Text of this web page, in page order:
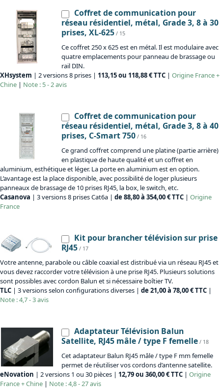
Coffret de communication pour
réseau résidentiel, métal, Grade 3, 8 à 30
prises, XL-625 / 15
Ce coffret 250 x 625 est en métal. Il est modulaire avec
quatre emplacements pour panneau de brassage ou
rail DIN.
XHsystem | 2 versions 8 prises | 113,15 ou 118,88 € TTC | Origine France +
Chine | Note : 5 - 2 avis
Coffret de communication pour
réseau résidentiel, métal, Grade 3, 8 à 40
prises, C-Smart 750 / 16
Ce grand coffret comprend une platine (partie arrière)
en plastique de haute qualité et un coffret en
aluminium, esthétique et léger. La porte en aluminium est en option.
L’avantage est la place disponible, avec possibilité de loger plusieurs
panneaux de brassage de 10 prises RJ45, la box, le switch, etc.
Casanova | 3 versions 8 prises Cat6a | de 88,80 à 354,00 € TTC | Origine
France
Kit pour brancher télévision sur prise
RJ45 / 17
Votre antenne, parabole ou câble coaxial est distribué via un réseau RJ45 et
vous devez raccorder votre télévision à une prise RJ45. Plusieurs solutions
sont possibles avec cordon Balun et si nécessaire boîtier TV.
TLC | 3 versions selon configurations diverses | de 21,00 à 78,00 € TTC |
Note : 4,7 - 3 avis
Adaptateur Télévision Balun
Satellite, RJ45 mâle / type F femelle / 18
Cet adaptateur Balun RJ45 mâle / type F mm femelle
permet de réutiliser vos cordons d’antenne satellite.
eNovation | 2 versions 1 ou 30 pièces | 12,79 ou 360,00 € TTC | Origine
France + Chine | Note : 4,8 - 27 avis